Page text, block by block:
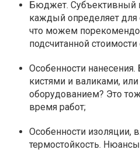
Бюджет. Субъективный
каждый определяет для
что можем
подсчитанной стоимости
Особенности нанесения.
кистями и валиками,
оборудованием? Это
время работ;
Особенности изоляции,
термостойкость.